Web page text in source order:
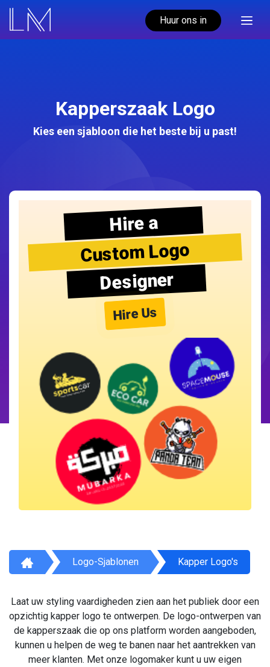
Huur ons in
Kapperszaak Logo
Kies een sjabloon die het beste bij u past!
Hire a
Custom Logo
Designer
Hire Us
Logo-Sjablonen Kapper Logo's
Laat uw styling vaardigheden zien aan het publiek door een
opzichtig kapper logo te ontwerpen. De logo-ontwerpen van
de kapperszaak die op ons platform worden aangeboden,
kunnen u helpen de weg te banen naar het aantrekken van
meer klanten. Met onze logomaker kunt u uw eigen